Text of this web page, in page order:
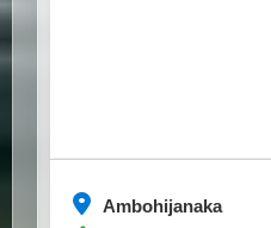
Ambohijanaka